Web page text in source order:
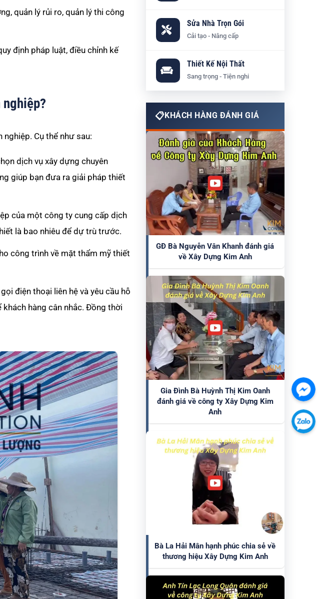
quản lý rủi ro, quản lý thi công
định pháp luật, điều chỉnh kế
Cụ thể như sau:
dịch vụ xây dựng chuyên
giúp bạn đưa ra giải pháp thiết
của một công ty cung cấp dịch
là bao nhiêu để dự trù trước.
công trình về mặt thẩm mỹ thiết
điện thoại liên hệ và yêu cầu hỗ
hàng cân nhắc. Đồng thời
Sửa Nhà Trọn Gói
Cải tạo - Nâng cấp
Thiết Kế Nội Thất
Sang trọng - Tiện nghi
KHÁCH HÀNG ĐÁNH GIÁ
GĐ Bà Nguyễn Vân Khanh đánh giá
về Xây Dựng Kim Anh
Gia Đình Bà Huỳnh Thị Kim Oanh
đánh giá về công ty Xây Dựng Kim
Anh
Bà La Hải Mân hạnh phúc chia sẻ về
thương hiệu Xây Dựng Kim Anh
Chát
với
chúng
tôi
Chát